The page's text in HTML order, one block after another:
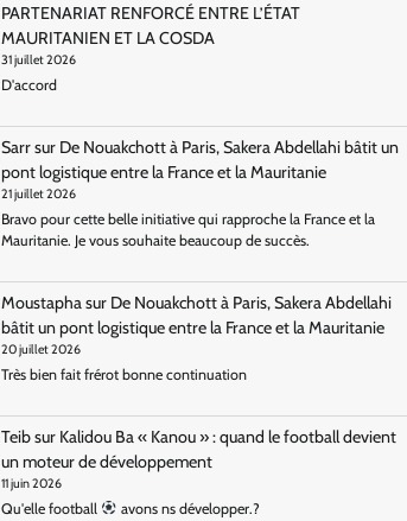
PARTENARIAT RENFORCÉ ENTRE L’ÉTAT
MAURITANIEN ET LA COSDA
31 juillet 2026
D'accord
Sarrsur De Nouakchott à Paris, Sakera Abdellahi bâtit un
pont logistique entre la France et la Mauritanie
21 juillet 2026
Bravo pour cette belle initiative qui rapproche la France et la
Mauritanie. Je vous souhaite beaucoup de succès.
Moustaphasur De Nouakchott à Paris, Sakera Abdellahi
bâtit un pont logistique entre la France et la Mauritanie
20 juillet 2026
Très bien fait frérot bonne continuation
Teibsur Kalidou Ba « Kanou » : quand le football devient
un moteur de développement
11 juin 2026
Qu'elle football avons ns développer.?